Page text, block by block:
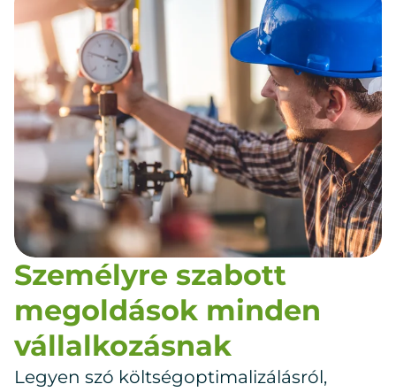
Személyre szabott
megoldások minden
vállalkozásnak
Legyen szó költségoptimalizálásról,